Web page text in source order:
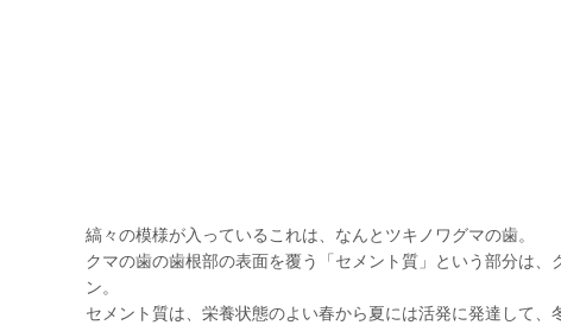
縞々の模様が入っているこれは、なんとツキノワグマの歯。
クマの歯の歯根部の表面を覆う「セメント質」という部分は
ン。
セメント質は、栄養状態のよい春から夏には活発に発達して